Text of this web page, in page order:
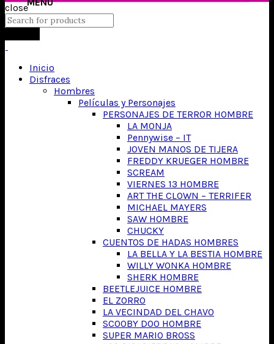
close
Inicio
Disfraces
Hombres
Películas y Personajes
PERSONAJES DE TERROR HOMBRE
LA MONJA
Pennywise – IT
JOVEN MANOS DE TIJERA
FREDDY KRUEGER HOMBRE
SCREAM
VIERNES 13 HOMBRE
ART THE CLOWN – TERRIFER
MICHAEL MAYERS
SAW HOMBRE
CHUCKY
CUENTOS DE HADAS HOMBRES
LA BELLA Y LA BESTIA HOMBRE
WILLY WONKA HOMBRE
SHERK HOMBRE
BEETLEJUICE HOMBRE
EL ZORRO
LA VECINDAD DEL CHAVO
SCOOBY DOO HOMBRE
SUPER MARIO BROSS